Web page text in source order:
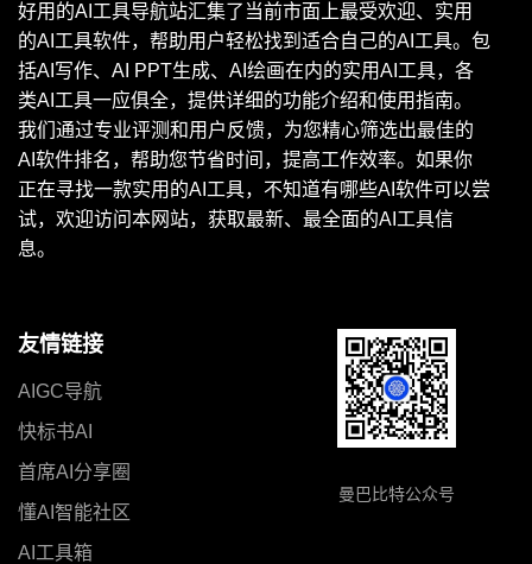
好用的AI工具导航站汇集了当前市面上最受欢迎、实用
的AI工具软件，帮助用户轻松找到适合自己的AI工具。包
括AI写作、AI PPT生成、AI绘画在内的实用AI工具，各
类AI工具一应俱全，提供详细的功能介绍和使用指南。
我们通过专业评测和用户反馈，为您精心筛选出最佳的
AI软件排名，帮助您节省时间，提高工作效率。如果你
正在寻找一款实用的AI工具，不知道有哪些AI软件可以尝
试，欢迎访问本网站，获取最新、最全面的AI工具信
息。
友情链接
AIGC导航
快标书AI
首席AI分享圈
懂AI智能社区
AI工具箱
曼巴比特公众号